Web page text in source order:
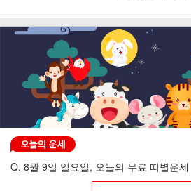
Q. 8월 9일 일요일, 오늘의 무료 띠별운세